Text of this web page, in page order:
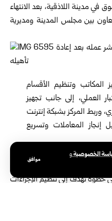
الخصوصيةو
موافق
في مدينة اللاذقية، بعد الانتهاء
بين مجلس المدينة ومديرية
المكاتب وتنظيم الأقسام
العملي، إلى جانب تجهيز
وربط ‏المركز بشبكة إنترنت
المعاملات وتسريع
والإدارية في المركز اختبارات
المعتمدة بعد أن كانت تُجرى
خطوة تهدف إلى تنظيم الإجراءات